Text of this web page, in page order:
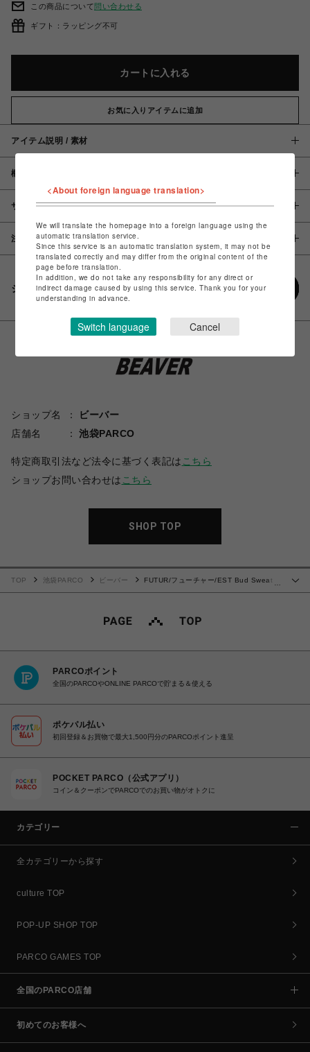
この商品について問い合わせる
ギフト：ラッピング不可
カートに入れる
お気に入りアイテムに追加
アイテム説明 / 素材
概要
サイズ
注意事項
シェアする
ショップ名
ビーバー
店舗名
池袋PARCO
特定商取引法など法令に基づく表記は こちら
ショップお問い合わせは こちら
SHOP TOP
TOP 池袋PARCO ビーバー
FUTUR/フューチャー/EST Bud Sweat
PARCOポイント
全国のPARCOやONLINE PARCOで貯まる＆使える
ポケパル払い
初回登録＆お買物で最大1,500円分のPARCOポイント進呈
POCKET PARCO（公式アプリ）
コイン＆クーポンでPARCOでのお買い物がオトクに
カテゴリー
全カテゴリーから探す
culture TOP
POP-UP SHOP TOP
PARCO GAMES TOP
全国のPARCO店舗
初めてのお客様へ
<About foreign language translation>
We will translate the homepage into a foreign language using the
automatic translation service.
Since this service is an automatic translation system, it may not be
translated correctly and may differ from the original content of the
page before translation.
In addition, we do not take any responsibility for any direct or
indirect damage caused by using this service. Thank you for your
understanding in advance.
Switch language Cancel